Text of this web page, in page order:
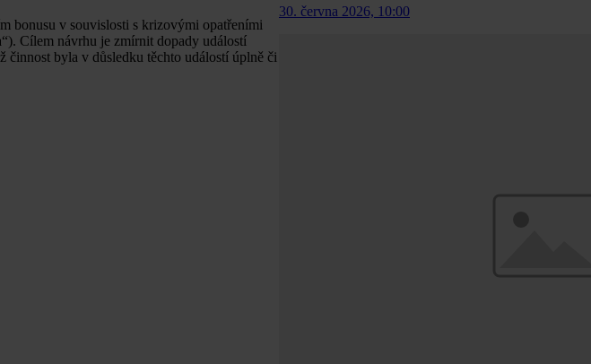
bonusu v souvislosti s krizovými opatřeními
Cílem návrhu je zmírnit dopady událostí
činnost byla v důsledku těchto událostí úplně či
30. června 2026, 10:00